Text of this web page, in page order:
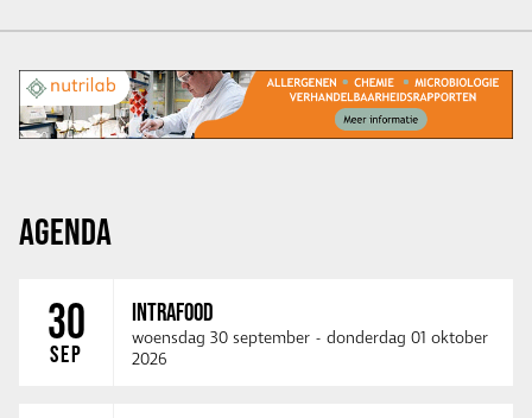
AGENDA
30
SEP
INTRAFOOD
woensdag 30 september - donderdag 01 oktober
2026